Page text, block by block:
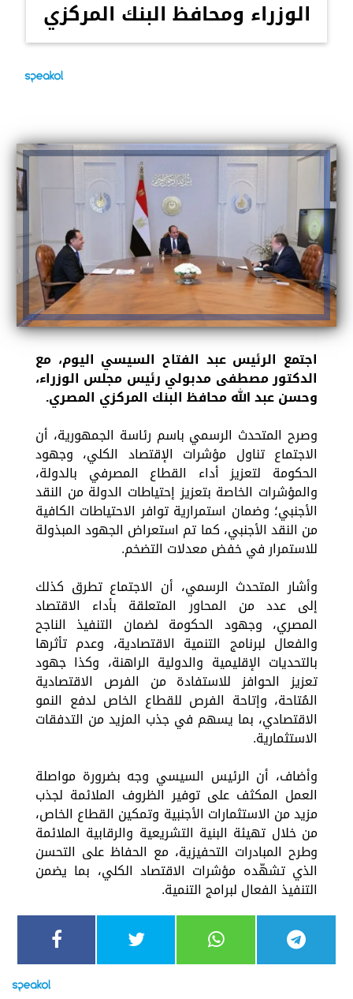
الوزراء ومحافظ البنك المركزي
اجتمع الرئيس عبد الفتاح السيسي اليوم، مع
الدكتور مصطفى مدبولي رئيس مجلس الوزراء،
وحسن عبد الله محافظ البنك المركزي المصري.
وصرح المتحدث الرسمي باسم رئاسة الجمهورية، أن
الاجتماع تناول مؤشرات الإقتصاد الكلي، وجهود
الحكومة لتعزيز أداء القطاع المصرفي بالدولة،
والمؤشرات الخاصة بتعزيز إحتياطات الدولة من النقد
الأجنبي؛ وضمان استمرارية توافر الاحتياطات الكافية
من النقد الأجنبي، كما تم استعراض الجهود المبذولة
للاستمرار في خفض معدلات التضخم.
وأشار المتحدث الرسمي، أن الاجتماع تطرق كذلك
إلى عدد من المحاور المتعلقة بأداء الاقتصاد
المصري، وجهود الحكومة لضمان التنفيذ الناجح
والفعال لبرنامج التنمية الاقتصادية، وعدم تأثرها
بالتحديات الإقليمية والدولية الراهنة، وكذا جهود
تعزيز الحوافز للاستفادة من الفرص الاقتصادية
المُتاحة، وإتاحة الفرص للقطاع الخاص لدفع النمو
الاقتصادي، بما يسهم في جذب المزيد من التدفقات
الاستثمارية.
وأضاف، أن الرئيس السيسي وجه بضرورة مواصلة
العمل المكثف على توفير الظروف الملائمة لجذب
مزيد من الاستثمارات الأجنبية وتمكين القطاع الخاص،
من خلال تهيئة البنية التشريعية والرقابية الملائمة
وطرح المبادرات التحفيزية، مع الحفاظ على التحسن
الذي تشهّده مؤشرات الاقتصاد الكلي، بما يضمن
التنفيذ الفعال لبرامج التنمية.